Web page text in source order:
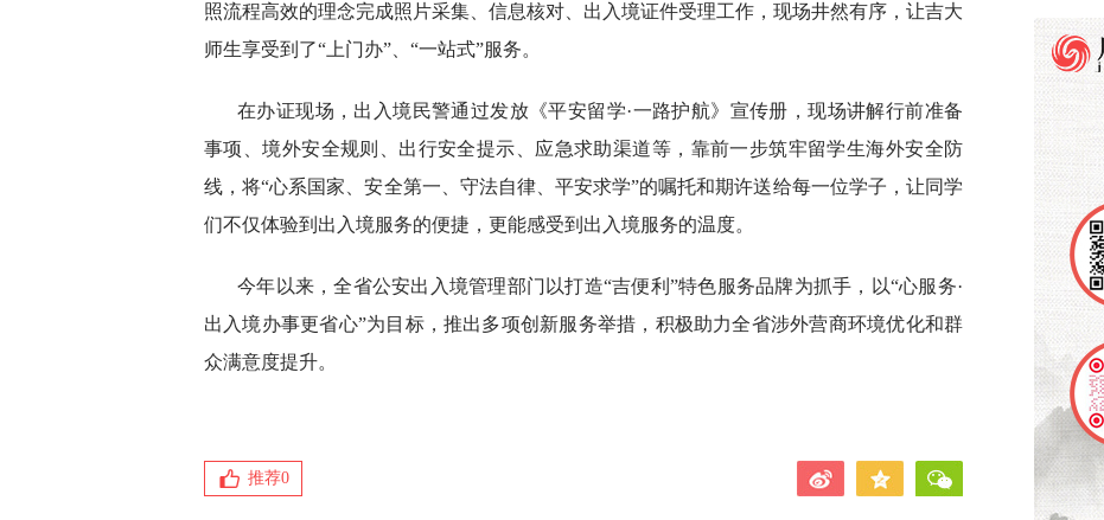
照流程高效的理念完成照片采集、信息核对、出入境证件受理工作，现场井然有序，让吉大
师生享受到了“上门办”、“一站式”服务。
在办证现场，出入境民警通过发放《平安留学·一路护航》宣传册，现场讲解行前准备
事项、境外安全规则、出行安全提示、应急求助渠道等，靠前一步筑牢留学生海外安全防
线，将“心系国家、安全第一、守法自律、平安求学”的嘱托和期许送给每一位学子，让同学
们不仅体验到出入境服务的便捷，更能感受到出入境服务的温度。
今年以来，全省公安出入境管理部门以打造“吉便利”特色服务品牌为抓手，以“心服务·
出入境办事更省心”为目标，推出多项创新服务举措，积极助力全省涉外营商环境优化和群
众满意度提升。
推荐0